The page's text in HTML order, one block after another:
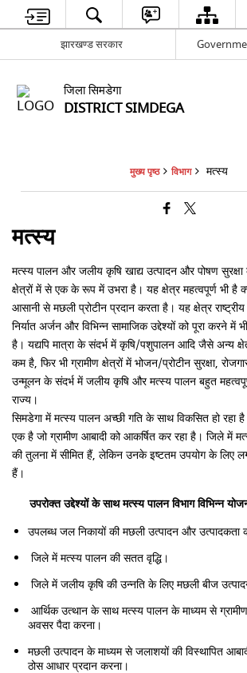
झारखण्ड सरकार
जिला सिमडेगा
DISTRICT SIMDEGA
मुख्य पृष्ठ विभाग मत्स्य
मत्स्य
मत्स्य पालन और जलीय कृषि खाद्य उत्पादन और पोषण
क्षेत्रों में से एक के रूप में उभरा है। यह क्षेत्र महत्वपूर्ण भी है
आसानी से मछली प्रोटीन प्रदान करता है। यह क्षेत्र
निर्यात अर्जन और विभिन्न सामाजिक उद्देश्यों को पूरा करने में
है। यद्यपि मात्रा के संदर्भ में कृषि/पशुपालन आदि जैसे अन्य
कम है, फिर भी ग्रामीण क्षेत्रों में भोजन/प्रोटीन सुरक्षा,
उन्मूलन के संदर्भ में जलीय कृषि और मत्स्य पालन बहुत
राज्य।
सिमडेगा में मत्स्य पालन अच्छी गति के साथ विकसित हो रहा
एक है जो ग्रामीण आबादी को आकर्षित कर रहा है। जिले में
की तुलना में सीमित हैं, लेकिन उनके इष्टतम उपयोग के लिए
हैं।
उपरोक्त उद्देश्यों के साथ मत्स्य पालन विभाग विभिन्न
उपलब्ध जल निकायों की मछली उत्पादन और उत्पादकता
जिले में मत्स्य पालन की सतत वृद्धि।
जिले में जलीय कृषि की उन्नति के लिए मछली बीज
आर्थिक उत्थान के साथ मत्स्य पालन के माध्यम से
अवसर पैदा करना।
मछली उत्पादन के माध्यम से जलाशयों की विस्थापित
ठोस आधार प्रदान करना।